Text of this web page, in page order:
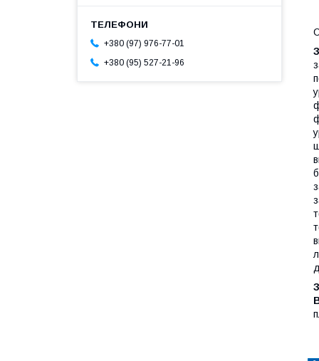
+380 (97) 976-77-01
+380 (95) 527-21-96